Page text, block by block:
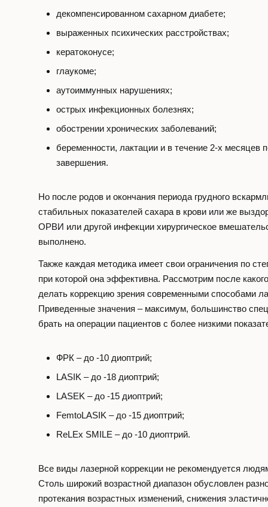
декомпенсированном сахарном диабете;
выраженных психических расстройствах;
кератоконусе;
глаукоме;
аутоиммунных нарушениях;
острых инфекционных болезнях;
обострении хронических заболеваний;
беременности, лактации и в течение 2-х месяцев
завершения.
Но после родов и окончания периода грудного
стабильных показателей сахара в крови или же
ОРВИ или другой инфекции хирургическое
выполнено.
Также каждая методика имеет свои ограничения по
при которой она эффективна. Рассмотрим после
делать коррекцию зрения современными способами
Приведенные значения – максимум, большинство
брать на операции пациентов с более низкими
ФРК – до -10 диоптрий;
LASIK – до -18 диоптрий;
LASEK – до -15 диоптрий;
FemtoLASIK – до -15 диоптрий;
ReLEx SMILE – до -10 диоптрий.
Все виды лазерной коррекции не рекомендуется
Столь широкий возрастной диапазон обусловлен
протекания возрастных изменений, снижения